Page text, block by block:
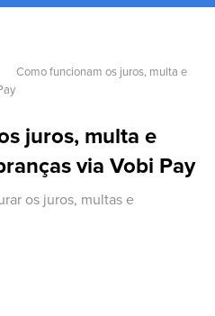
Como funcionam os juros, multa e
juros, multa e
via Vobi Pay
os juros, multas e